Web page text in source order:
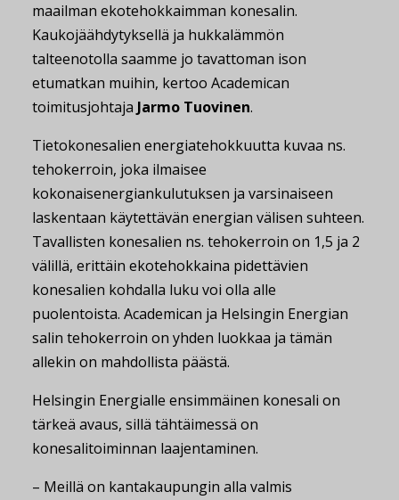
maailman ekotehokkaimman konesalin.
Kaukojäähdytyksellä ja hukkalämmön
talteenotolla saamme jo tavattoman ison
etumatkan muihin, kertoo Academican
toimitusjohtaja Jarmo Tuovinen.
Tietokonesalien energiatehokkuutta kuvaa ns.
tehokerroin, joka ilmaisee
kokonaisenergiankulutuksen ja varsinaiseen
laskentaan käytettävän energian välisen suhteen.
Tavallisten konesalien ns. tehokerroin on 1,5 ja 2
välillä, erittäin ekotehokkaina pidettävien
konesalien kohdalla luku voi olla alle
puolentoista. Academican ja Helsingin Energian
salin tehokerroin on yhden luokkaa ja tämän
allekin on mahdollista päästä.
Helsingin Energialle ensimmäinen konesali on
tärkeä avaus, sillä tähtäimessä on
konesalitoiminnan laajentaminen.
– Meillä on kantakaupungin alla valmis